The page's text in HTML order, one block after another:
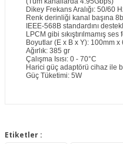
Dikey Frekans Aralığı: 50/60
Renk derinliği kanal başına
IEEE-568B standardını
LPCM gibi sıkıştırılmamış ses
Boyutlar (E x B x Y): 100mm x
Ağırlık: 385 gr
Çalışma Isısı: 0 - 70°C
Harici güç adaptörü cihaz ile
Güç Tüketimi: 5W
konularda yetersiz
Etiketler :